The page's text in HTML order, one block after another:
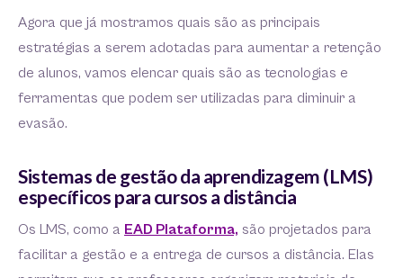
Agora que já mostramos quais são as principais
estratégias a serem adotadas para aumentar a retenção
de alunos, vamos elencar quais são as tecnologias e
ferramentas que podem ser utilizadas para diminuir a
evasão.
Sistemas de gestão da aprendizagem (LMS)
específicos para cursos a distância
Os LMS, como a EAD Plataforma, são projetados para
facilitar a gestão e a entrega de cursos a distância. Elas